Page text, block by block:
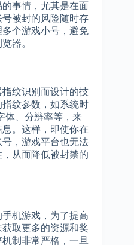
事情，尤其是在面
被封的风险随时存
个游戏小号，避免
器。
纹识别而设计的技
纹参数，如系统时
体、分辨率等，来
。这样，即使你在
，游戏平台也无法
从而降低被封禁的
机游戏，为了提高
取更多的资源和奖
制非常严格，一旦